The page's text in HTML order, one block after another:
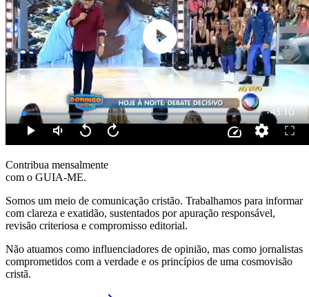
Contribua mensalmente
com o GUIA-ME.
Somos um meio de comunicação cristão. Trabalhamos para informar
com clareza e exatidão, sustentados por apuração responsável,
revisão criteriosa e compromisso editorial.
Não atuamos como influenciadores de opinião, mas como jornalistas
comprometidos com a verdade e os princípios de uma cosmovisão
cristã.